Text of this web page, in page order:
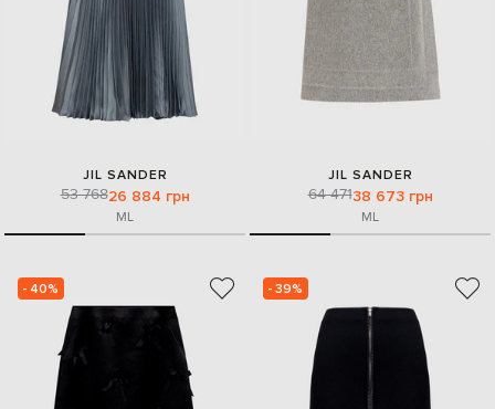
JIL SANDER
53 76826 884 грн
ML
JIL SANDER
64 47138 673 грн
ML
- 40% - 39%